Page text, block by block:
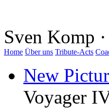
Sven Komp
Home Über uns Tribute-Acts
New
Voyager